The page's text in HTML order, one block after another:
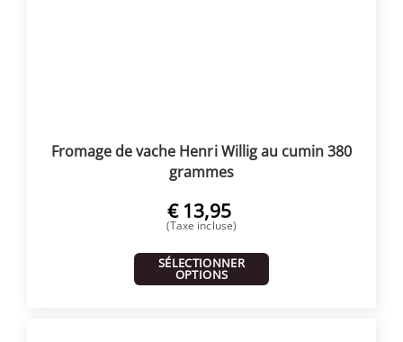
Fromage de vache Henri Willig au cumin 380
grammes
€ 13,95
(Taxe incluse)
SÉLECTIONNER
OPTIONS